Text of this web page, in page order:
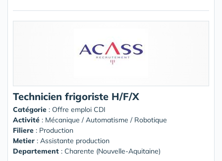
Technicien frigoriste H/F/X
Catégorie : Offre emploi CDI
Activité : Mécanique / Automatisme / Robotique
Filiere : Production
Metier : Assistante production
Departement : Charente (Nouvelle-Aquitaine)